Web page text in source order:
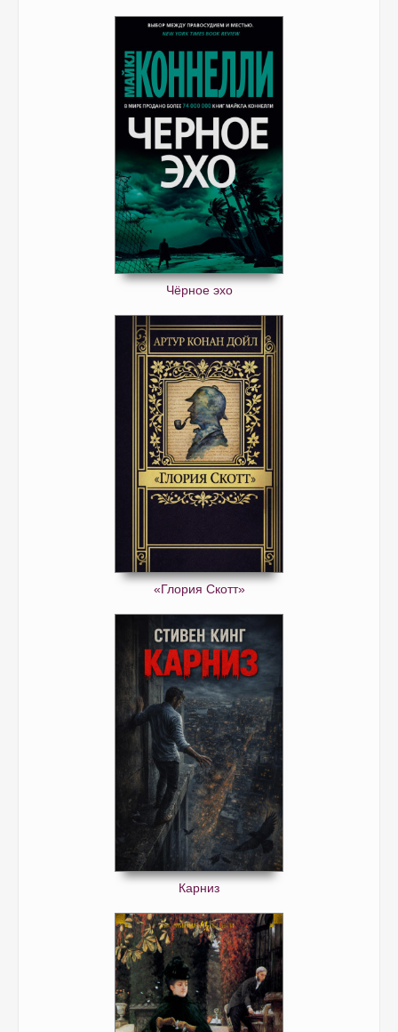
Чёрное эхо
«Глория Скотт»
Карниз